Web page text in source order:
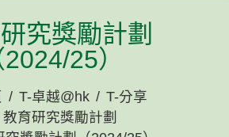
究獎勵計劃
2024/25）
T-卓越@hk
T-分享
教育研究獎勵計劃